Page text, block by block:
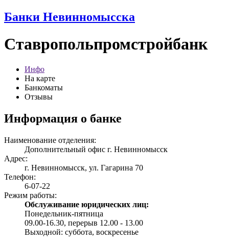
Банки Невинномысска
Ставропольпромстройбанк
Инфо
На карте
Банкоматы
Отзывы
Информация о банке
Наименование отделения:
Дополнительный офис г. Невинномысск
Адрес:
г. Невинномысск, ул. Гагарина 70
Телефон:
6-07-22
Режим работы:
Обслуживание юридических лиц:
Понедельник-пятница
09.00-16.30, перерыв 12.00 - 13.00
Выходной: суббота, воскресенье